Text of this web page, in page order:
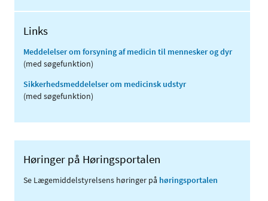
Links
Meddelelser om forsyning af medicin til mennesker og dyr
(med søgefunktion)
Sikkerhedsmeddelelser om medicinsk udstyr
(med søgefunktion)
Høringer på Høringsportalen
Se Lægemiddelstyrelsens høringer på høringsportalen